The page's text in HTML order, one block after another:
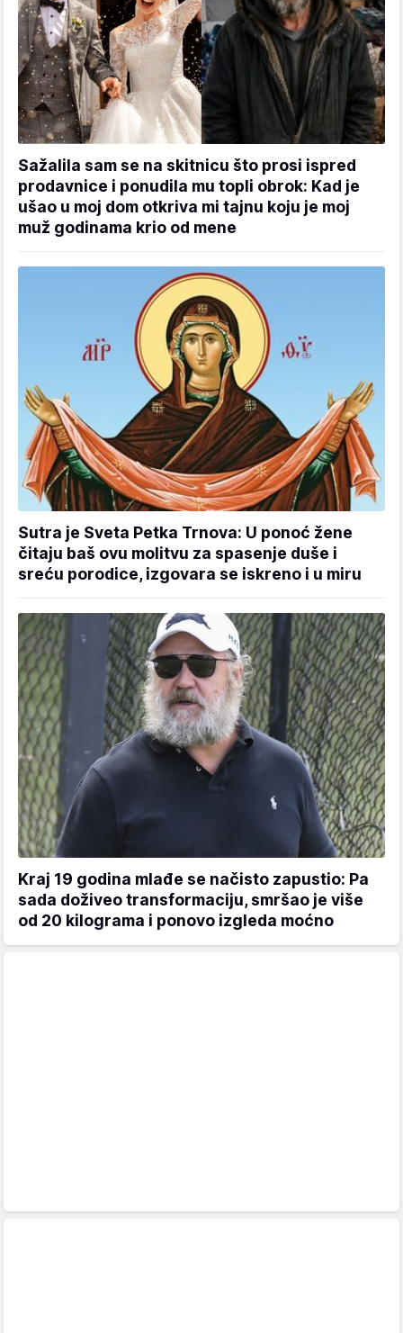
Sažalila sam se na skitnicu što prosi ispred
prodavnice i ponudila mu topli obrok: Kad je
ušao u moj dom otkriva mi tajnu koju je moj
muž godinama krio od mene
Sutra je Sveta Petka Trnova: U ponoć žene
čitaju baš ovu molitvu za spasenje duše i
sreću porodice, izgovara se iskreno i u miru
Kraj 19 godina mlađe se načisto zapustio: Pa
sada doživeo transformaciju, smršao je više
od 20 kilograma i ponovo izgleda moćno